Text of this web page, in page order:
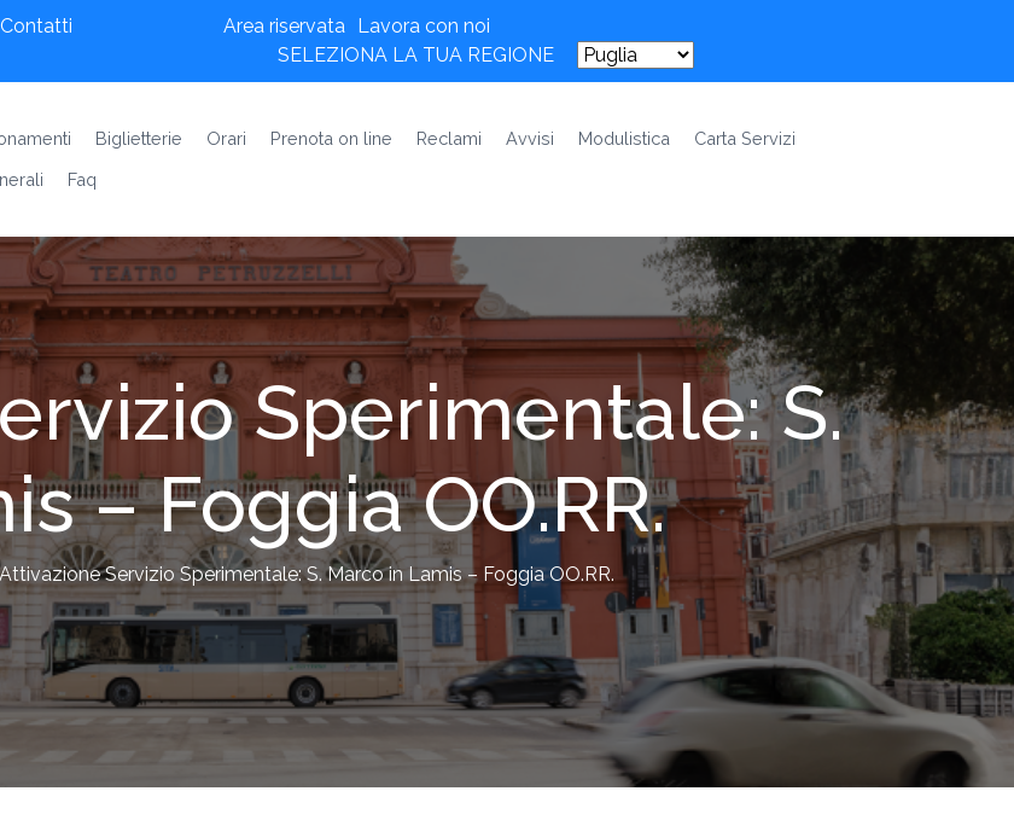
Contatti Area riservata Lavora con noi
SELEZIONA LA TUA REGIONE
Biglietterie Orari Prenota on line Reclami Avvisi Modulistica
Carta Servizi
Faq
Sperimentale: S.
– Foggia OO.RR.
Attivazione Servizio Sperimentale: S. Marco in Lamis – Foggia OO.RR.